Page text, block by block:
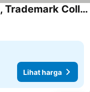
Amedia Amsterdam Airport, Trademark Collection By Wyndham
Lihat harga